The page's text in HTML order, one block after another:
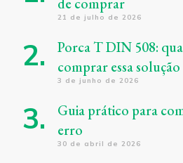
21 de julho de 2026
Porca T DIN 508:
comprar essa solução
3 de junho de 2026
Guia prático para
erro
30 de abril de 2026